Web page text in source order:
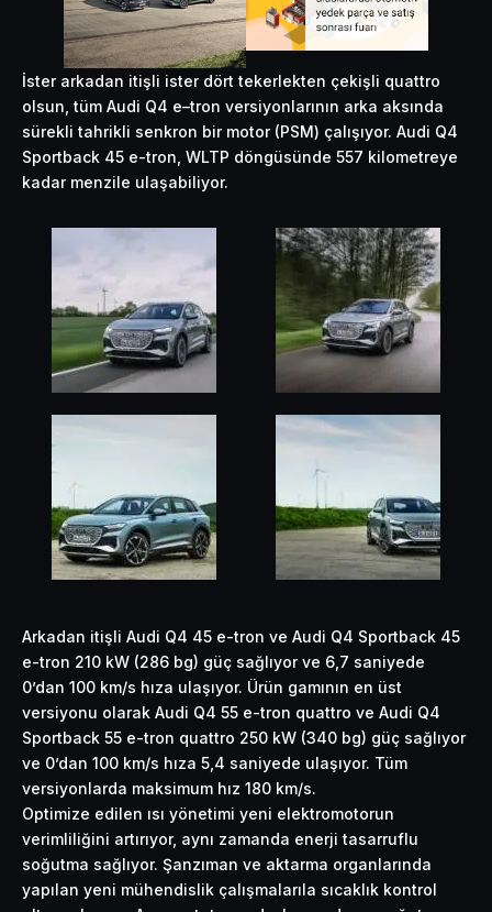
İster arkadan itişli ister dört tekerlekten çekişli quattro
olsun, tüm Audi Q4 e–tron versiyonlarının arka aksında
sürekli tahrikli senkron bir motor (PSM) çalışıyor. Audi Q4
Sportback 45 e-tron, WLTP döngüsünde 557 kilometreye
kadar menzile ulaşabiliyor.
Arkadan itişli Audi Q4 45 e-tron ve Audi Q4 Sportback 45
e-tron 210 kW (286 bg) güç sağlıyor ve 6,7 saniyede
0’dan 100 km/s hıza ulaşıyor. Ürün gamının en üst
versiyonu olarak Audi Q4 55 e-tron quattro ve Audi Q4
Sportback 55 e-tron quattro 250 kW (340 bg) güç sağlıyor
ve 0’dan 100 km/s hıza 5,4 saniyede ulaşıyor. Tüm
versiyonlarda maksimum hız 180 km/s.
Optimize edilen ısı yönetimi yeni elektromotorun
verimliliğini artırıyor, aynı zamanda enerji tasarruflu
soğutma sağlıyor. Şanzıman ve aktarma organlarında
yapılan yeni mühendislik çalışmalarıla sıcaklık kontrol